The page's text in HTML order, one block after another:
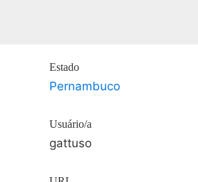
Estado
Pernambuco
Usuário/a
gattuso